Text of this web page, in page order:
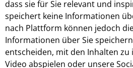
dass sie für Sie relevant und
speichert keine Informationen
nach Plattform können jedoch
Informationen über Sie
entscheiden, mit den Inhalten zu
Video abspielen oder unsere